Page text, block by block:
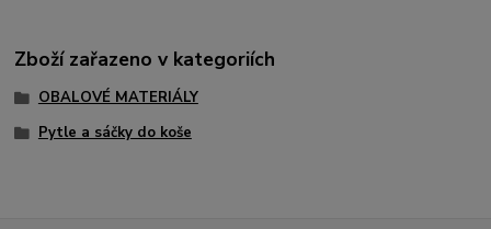
Zboží zařazeno v kategoriích
OBALOVÉ MATERIÁLY
Pytle a sáčky do koše